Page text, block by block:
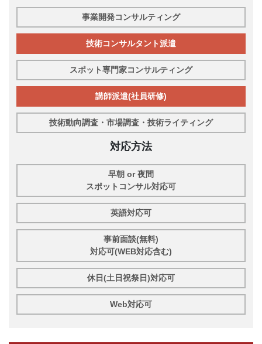
事業開発コンサルティング
技術コンサルタント派遣
スポット専門家コンサルティング
講師派遣(社員研修)
技術動向調査・市場調査・技術ライティング
対応方法
早朝 or 夜間
スポットコンサル対応可
英語対応可
事前面談(無料)
対応可(WEB対応含む)
休日(土日祝祭日)対応可
Web対応可